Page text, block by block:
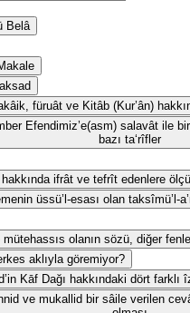
Belâ
füruât ve Kitâb (Kur’ân)
Efendimiz’e(asm) salavât ile
bazı ta‘rîfler
ifrât ve tefrît edenlere
üssü’l-esası olan taksîmü’l-
mütehassıs olanın sözü, diğer
aklıyla göremiyor?
Kāf Dağı hakkındaki dört farklı
ve mukallid bir sâile verilen